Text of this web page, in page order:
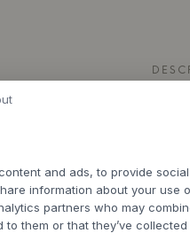
di
and ads, to provide
information about your use
partners who may
to them or that they’ve